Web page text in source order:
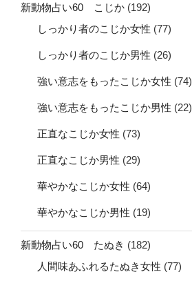
新動物占い60 こじか (192)
しっかり者のこじか女性 (77)
しっかり者のこじか男性 (26)
強い意志をもったこじか女性 (74)
強い意志をもったこじか男性 (22)
正直なこじか女性 (73)
正直なこじか男性 (29)
華やかなこじか女性 (64)
華やかなこじか男性 (19)
新動物占い60 たぬき (182)
人間味あふれるたぬき女性 (77)